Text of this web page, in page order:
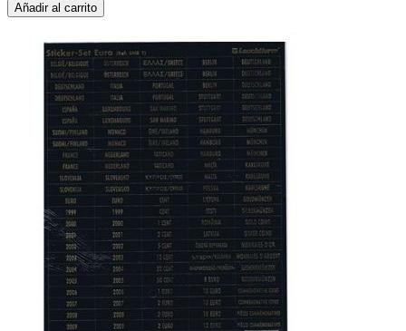
Añadir al carrito